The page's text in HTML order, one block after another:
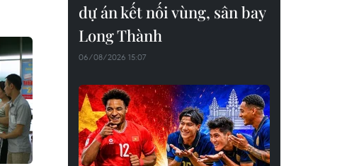
dự án kết nối vùng, sân bay
Long Thành
06/08/2026 15:07